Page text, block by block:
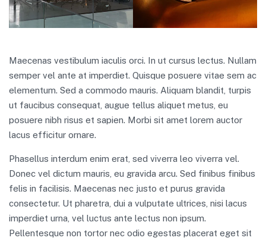
Maecenas vestibulum iaculis orci. In ut cursus lectus. Nullam
semper vel ante at imperdiet. Quisque posuere vitae sem ac
elementum. Sed a commodo mauris. Aliquam blandit, turpis
ut faucibus consequat, augue tellus aliquet metus, eu
posuere nibh risus et sapien. Morbi sit amet lorem auctor
lacus efficitur ornare.
Phasellus interdum enim erat, sed viverra leo viverra vel.
Donec vel dictum mauris, eu gravida arcu. Sed finibus finibus
felis in facilisis. Maecenas nec justo et purus gravida
consectetur. Ut pharetra, dui a vulputate ultrices, nisi lacus
imperdiet urna, vel luctus ante lectus non ipsum.
Pellentesque non tortor nec odio egestas placerat eget sit